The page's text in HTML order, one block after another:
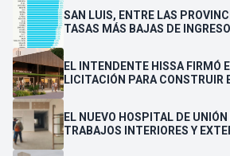
SAN LUIS, ENTRE LAS
TASAS MÁS BAJAS DE
EL INTENDENTE HISSA FIRMÓ
LICITACIÓN PARA CONSTRUIR
EL NUEVO HOSPITAL DE UNIÓN
TRABAJOS INTERIORES Y